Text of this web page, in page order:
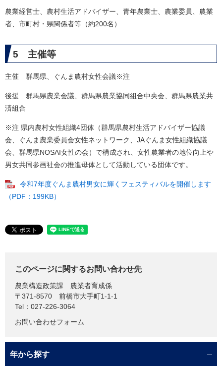
農業経営士、農村生活アドバイザー、青年農業士、農業委員、農業
者、市町村・県関係者等（約200名）
5 主催等
主催 群馬県、ぐんま農村女性会議※注
後援 群馬県農業会議、群馬県農業協同組合中央会、群馬県農業共
済組合
※注 県内農村女性組織4団体（群馬県農村生活アドバイザー協議
会、ぐんま農業委員会女性ネットワーク、JAぐんま女性組織協議
会、群馬県NOSAI女性の会）で構成され、女性農業者の地位向上や
男女共同参画社会の推進母体として活動している団体です。
令和7年度ぐんま農村男女に輝くフェスティバルを開催します
（PDF：199KB）
このページに関するお問い合わせ先
農業構造政策課
農業者育成係
〒371-8570
前橋市大手町1-1-1
Tel：027-226-3064
お問い合わせフォーム
年から探す